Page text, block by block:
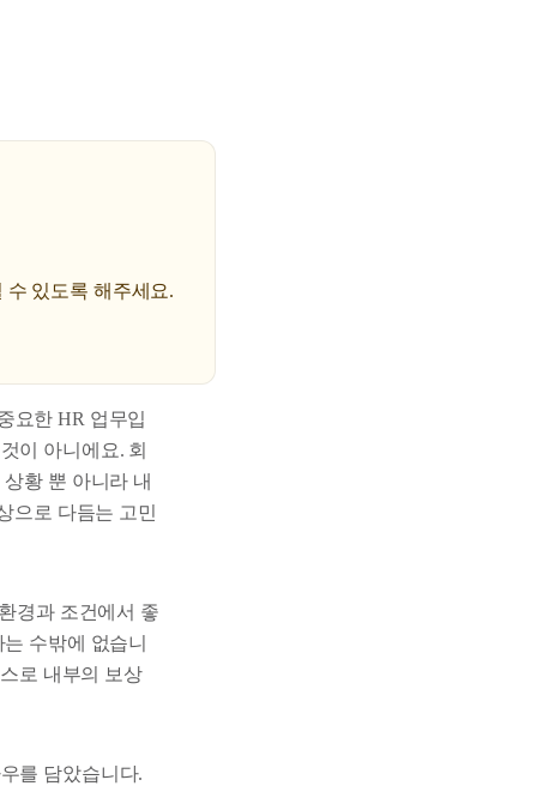
수 있도록 해주세요.
요한 HR 업무입
이 아니에요. 회
황 뿐 아니라 내
으로 다듬는 고민
경과 조건에서 좋
수밖에 없습니
로 내부의 보상
를 담았습니다.